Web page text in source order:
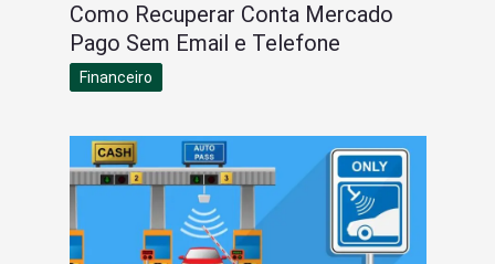
Como Recuperar Conta Mercado
Pago Sem Email e Telefone
Financeiro